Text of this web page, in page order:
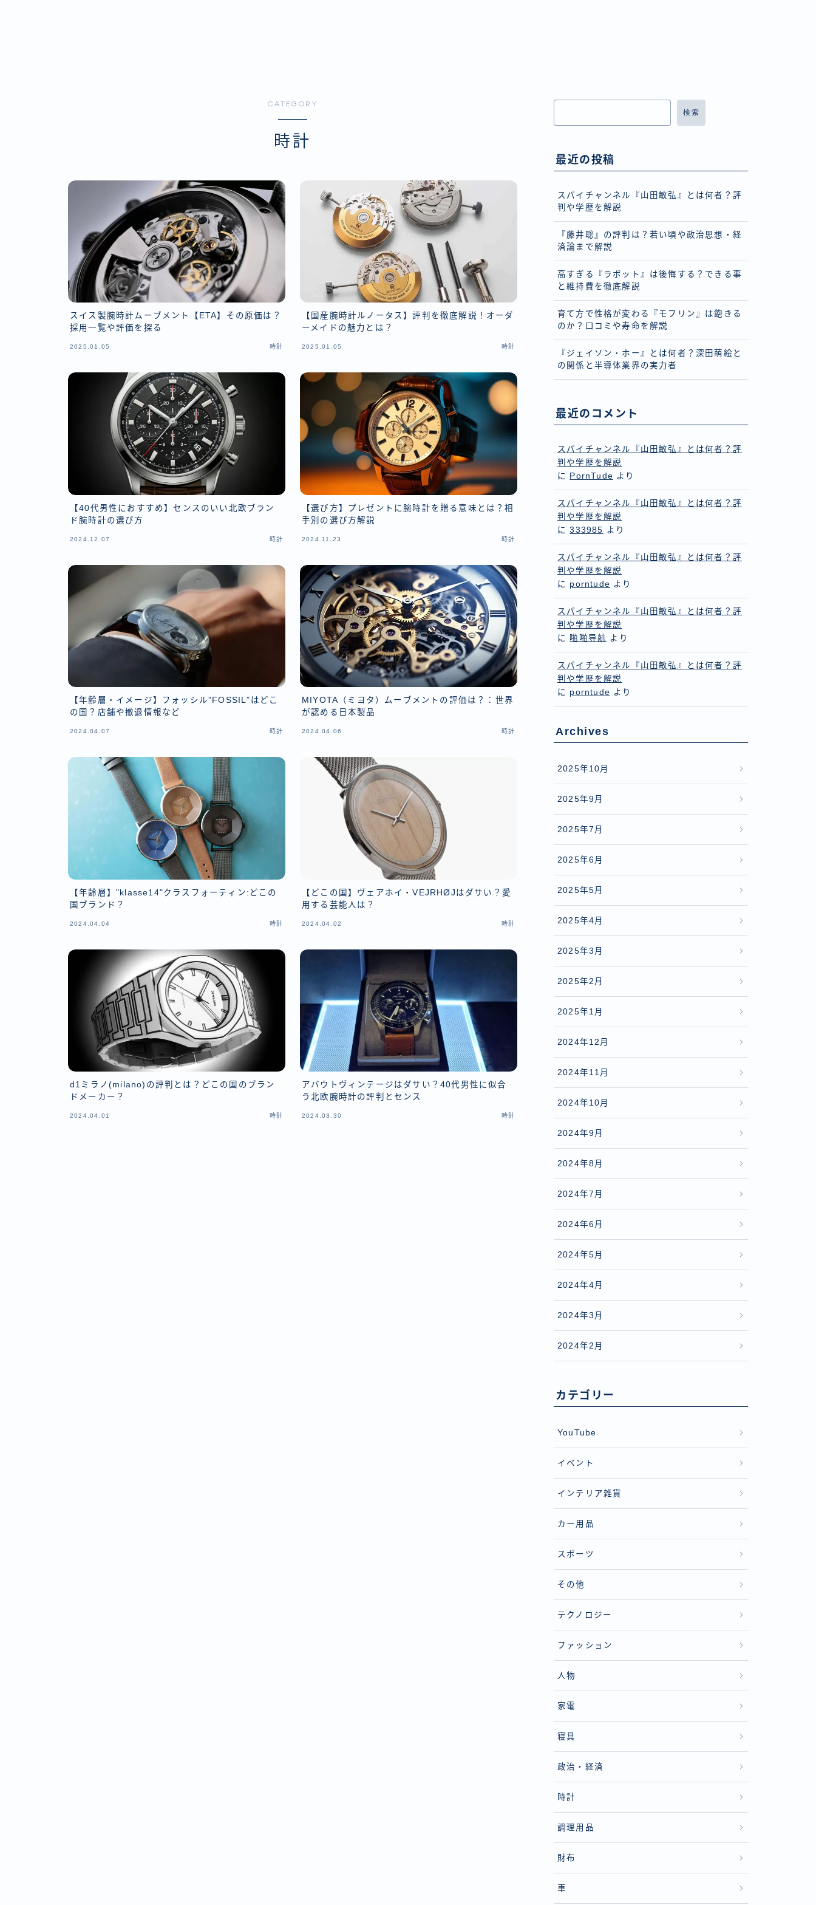
CATEGORY
時計
スイス製腕時計ムーブメント【ETA】その原価は？
採用一覧や評価を探る
2025.01.05 時計
【国産腕時計ルノータス】評判を徹底解説！オーダ
ーメイドの魅力とは？
2025.01.05 時計
【40代男性におすすめ】センスのいい北欧ブラン
ド腕時計の選び方
2024.12.07 時計
【選び方】プレゼントに腕時計を贈る意味とは？相
手別の選び方解説
2024.11.23 時計
【年齢層・イメージ】フォッシル”FOSSIL”はどこ
の国？店舗や撤退情報など
2024.04.07 時計
MIYOTA（ミヨタ）ムーブメントの評価は？：世界
が認める日本製品
2024.04.06 時計
【年齢層】"klasse14"クラスフォーティン:どこの
国ブランド？
2024.04.04 時計
【どこの国】ヴェアホイ・VEJRHØJはダサい？愛
用する芸能人は？
2024.04.02 時計
d1ミラノ(milano)の評判とは？どこの国のブラン
ドメーカー？
2024.04.01 時計
アバウトヴィンテージはダサい？40代男性に似合
う北欧腕時計の評判とセンス
2024.03.30 時計
検索
最近の投稿
スパイチャンネル『山田敏弘』とは何者？評
判や学歴を解説
『藤井聡』の評判は？若い頃や政治思想・経
済論まで解説
高すぎる『ラボット』は後悔する？できる事
と維持費を徹底解説
育て方で性格が変わる『モフリン』は飽きる
のか？口コミや寿命を解説
『ジェイソン・ホー』とは何者？深田萌絵と
の関係と半導体業界の実力者
最近のコメント
スパイチャンネル『山田敏弘』とは何者？評
判や学歴を解説
に
PornTude より
スパイチャンネル『山田敏弘』とは何者？評
判や学歴を解説
に333985 より
スパイチャンネル『山田敏弘』とは何者？評
判や学歴を解説
に porntude より
スパイチャンネル『山田敏弘』とは何者？評
判や学歴を解説
に 啪啪导航 より
スパイチャンネル『山田敏弘』とは何者？評
判や学歴を解説
に porntude より
Archives
2025年10月
2025年9月
2025年7月
2025年6月
2025年5月
2025年4月
2025年3月
2025年2月
2025年1月
2024年12月
2024年11月
2024年10月
2024年9月
2024年8月
2024年7月
2024年6月
2024年5月
2024年4月
2024年3月
2024年2月
カテゴリー
YouTube
イベント
インテリア雑貨
カー用品
スポーツ
その他
テクノロジー
ファッション
人物
家電
寝具
政治・経済
時計
調理用品
財布
車